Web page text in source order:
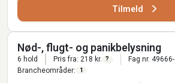
Tilmeld
Nød-, flugt- og panikbelysning
6 hold Pris fra: 218 kr. ?
Fag nr. 49666-
Brancheområder:
1